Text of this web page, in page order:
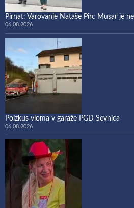
Pirnat: Varovanje Nataše Pirc Musar je
06.08.2026
Poizkus vloma v garaže PGD Sevnica
06.08.2026